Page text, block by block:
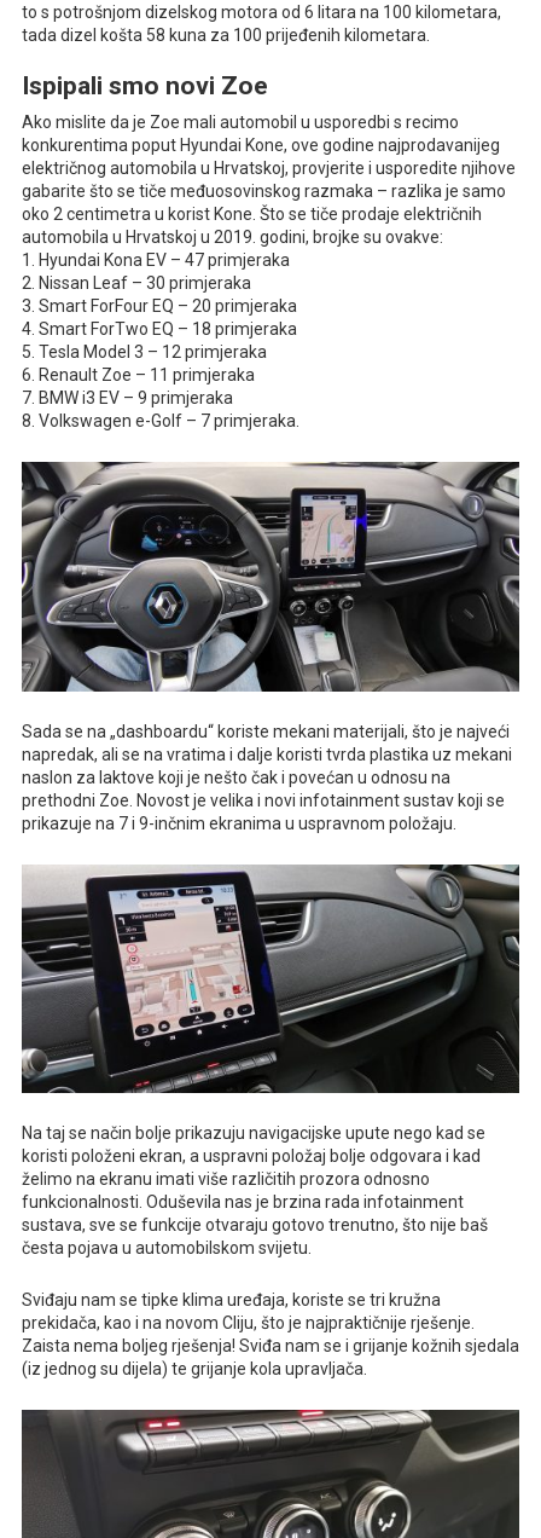
to s potrošnjom dizelskog motora od 6 litara na 100 kilometara,
tada dizel košta 58 kuna za 100 prijeđenih kilometara.
Ispipali smo novi Zoe
Ako mislite da je Zoe mali automobil u usporedbi s recimo
konkurentima poput Hyundai Kone, ove godine najprodavanijeg
električnog automobila u Hrvatskoj, provjerite i usporedite njihove
gabarite što se tiče međuosovinskog razmaka – razlika je samo
oko 2 centimetra u korist Kone. Što se tiče prodaje električnih
automobila u Hrvatskoj u 2019. godini, brojke su ovakve:
1. Hyundai Kona EV – 47 primjeraka
2. Nissan Leaf – 30 primjeraka
3. Smart ForFour EQ – 20 primjeraka
4. Smart ForTwo EQ – 18 primjeraka
5. Tesla Model 3 – 12 primjeraka
6. Renault Zoe – 11 primjeraka
7. BMW i3 EV – 9 primjeraka
8. Volkswagen e-Golf – 7 primjeraka.
Sada se na „dashboardu“ koriste mekani materijali, što je najveći
napredak, ali se na vratima i dalje koristi tvrda plastika uz mekani
naslon za laktove koji je nešto čak i povećan u odnosu na
prethodni Zoe. Novost je velika i novi infotainment sustav koji se
prikazuje na 7 i 9-inčnim ekranima u uspravnom položaju.
Na taj se način bolje prikazuju navigacijske upute nego kad se
koristi položeni ekran, a uspravni položaj bolje odgovara i kad
želimo na ekranu imati više različitih prozora odnosno
funkcionalnosti. Oduševila nas je brzina rada infotainment
sustava, sve se funkcije otvaraju gotovo trenutno, što nije baš
česta pojava u automobilskom svijetu.
Sviđaju nam se tipke klima uređaja, koriste se tri kružna
prekidača, kao i na novom Cliju, što je najpraktičnije rješenje.
Zaista nema boljeg rješenja! Sviđa nam se i grijanje kožnih sjedala
(iz jednog su dijela) te grijanje kola upravljača.